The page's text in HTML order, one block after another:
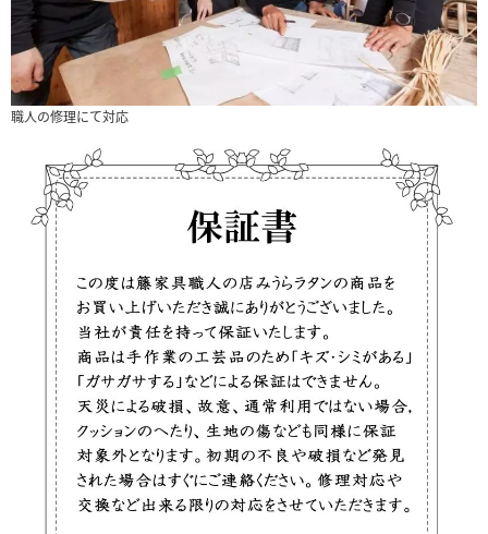
職人の修理にて対応